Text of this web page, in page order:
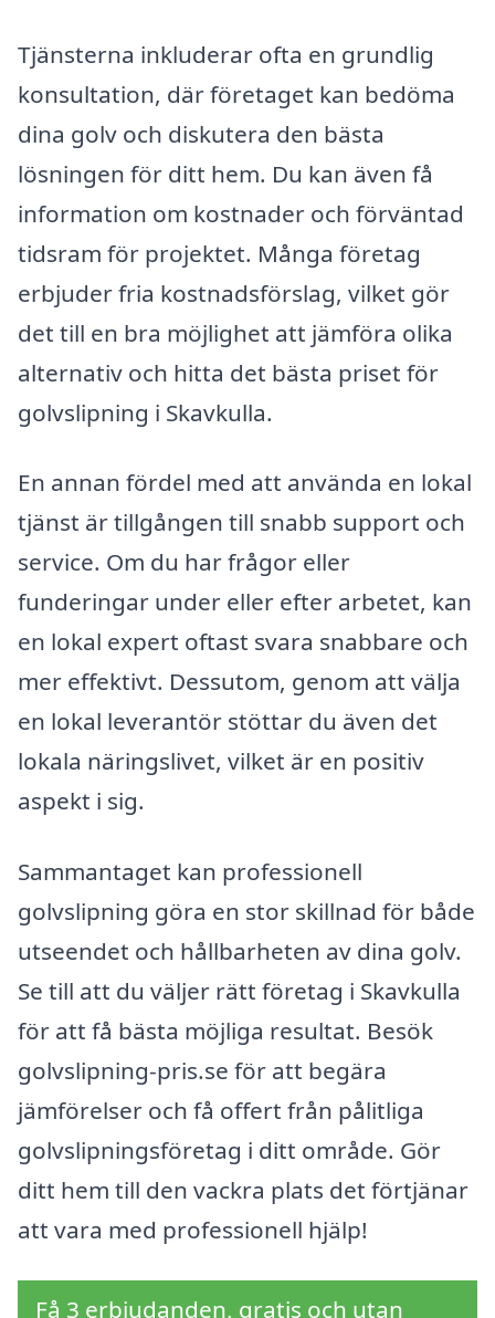
Tjänsterna inkluderar ofta en grundlig
konsultation, där företaget kan bedöma
dina golv och diskutera den bästa
lösningen för ditt hem. Du kan även få
information om kostnader och förväntad
tidsram för projektet. Många företag
erbjuder fria kostnadsförslag, vilket gör
det till en bra möjlighet att jämföra olika
alternativ och hitta det bästa priset för
golvslipning i Skavkulla.
En annan fördel med att använda en lokal
tjänst är tillgången till snabb support och
service. Om du har frågor eller
funderingar under eller efter arbetet, kan
en lokal expert oftast svara snabbare och
mer effektivt. Dessutom, genom att välja
en lokal leverantör stöttar du även det
lokala näringslivet, vilket är en positiv
aspekt i sig.
Sammantaget kan professionell
golvslipning göra en stor skillnad för både
utseendet och hållbarheten av dina golv.
Se till att du väljer rätt företag i Skavkulla
för att få bästa möjliga resultat. Besök
golvslipning-pris.se för att begära
jämförelser och få offert från pålitliga
golvslipningsföretag i ditt område. Gör
ditt hem till den vackra plats det förtjänar
att vara med professionell hjälp!
Få 3 erbjudanden, gratis och utan